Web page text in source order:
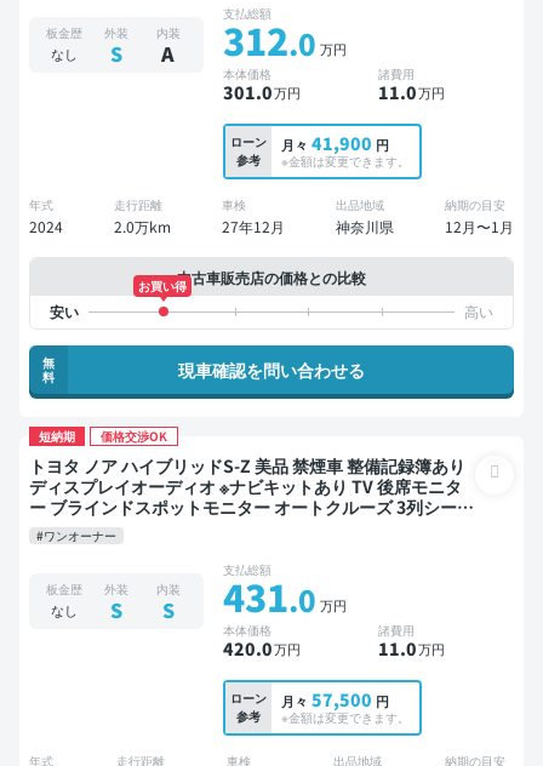
板金歴
なし
外装
S
内装
A
支払総額
312.0 万円
本体価格
301.0万円
諸費用
11.0万円
ローン
参考
月々 41,900 円
※金額は変更できます。
年式
2024
走行距離
2.0万km
車検
27年12月
出品地域
神奈川県
納期の目安
12月〜1月
中古車販売店の価格との比較
お買い得
無
料
現車確認を問い合わせる
短納期 価格交渉OK
トヨタ ノア ハイブリッドS-Z 美品 禁煙車 整備記録簿あり
ディスプレイオーディオ ※ナビキットあり TV 後席モニタ
ー ブラインドスポットモニター オートクルーズ 3列シート
スマートキー ETC 電動バックドア バックモニター ドライ
ブレコーダー 衝突軽減 両側電動スライドドア 7人乗り
#ワンオーナー
板金歴
なし
外装
S
内装
S
支払総額
431.0 万円
本体価格
420.0万円
諸費用
11.0万円
ローン
参考
月々 57,500 円
※金額は変更できます。
年式 走行距離 車検 出品地域 納期の目安